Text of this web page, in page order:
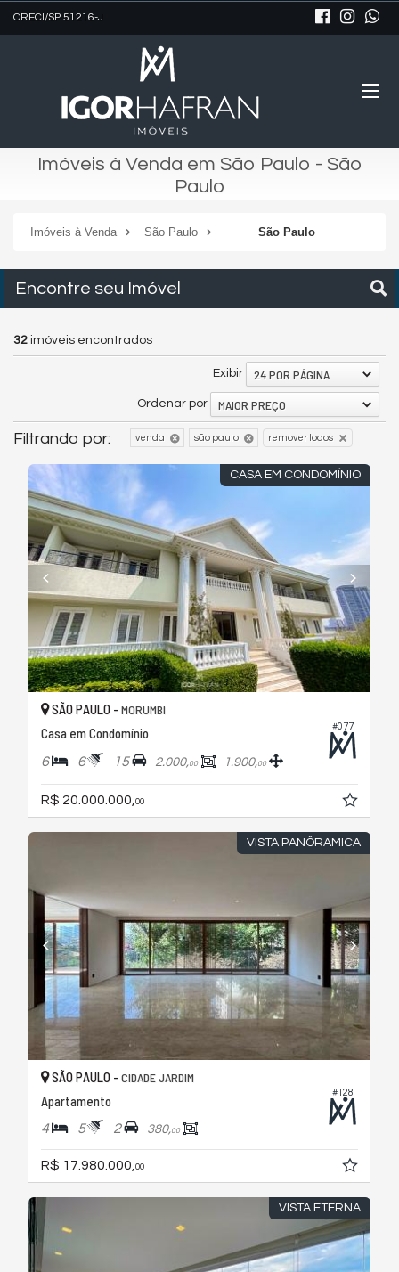
CRECI/SP 51216-J
Imóveis à Venda em São Paulo - São
Paulo
Imóveis à Venda São Paulo São Paulo
Encontre seu Imóvel
32 imóveis encontrados
Exibir 24 POR PÁGINA
Ordenar por MAIOR PREÇO
Filtrando por: venda são paulo remover todos
CASA EM CONDOMÍNIO
#077
SÃO PAULO - MORUMBI
Casa em Condomínio
6 6 15 2.000,00 1.900,00
R$ 20.000.000, 00
VISTA PANÔRAMICA
#128
SÃO PAULO - CIDADE JARDIM
Apartamento
4 5 2 380,00
R$ 17.980.000,00
VISTA ETERNA